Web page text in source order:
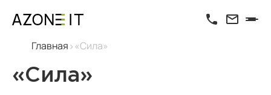
Главная «Сила»
«Сила»